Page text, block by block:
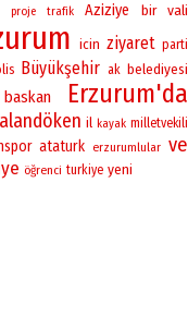
proje trafik Aziziye bir vali
icin ziyaret parti
Büyükşehir ak belediyesi
baskan Erzurum'da
il kayak milletvekili
ataturk erzurumlular ve
öğrenci turkiye yeni